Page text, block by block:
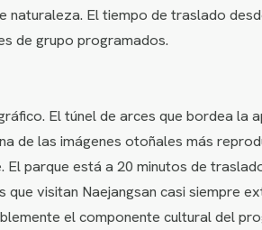
El tiempo de traslado
de grupo programados.
El túnel de arces que bordea la
las imágenes otoñales más
parque está a 20 minutos de
visitan Naejangsan casi siempre
el componente cultural del